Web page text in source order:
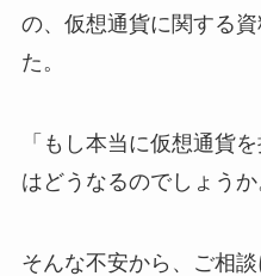
の、仮想通貨に関する
た。
「もし本当に仮想通貨
はどうなるのでしょうか
そんな不安から、ご相談